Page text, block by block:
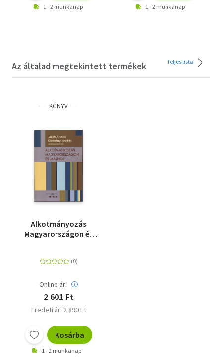
1 - 2 munkanap 1 - 2 munkanap
Az általad megtekintett termékek Teljes lista
KÖNYV
Alkotmányozás
Magyarországon és
Online ár:
2 601 Ft
Eredeti ár: 2 890 Ft
Kosárba
1 - 2 munkanap